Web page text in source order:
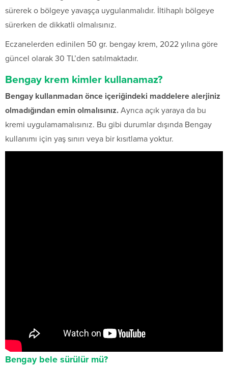
sürerek o bölgeye yavaşça uygulanmalıdır. İltihaplı bölgeye
sürerken de dikkatli olmalısınız.
Eczanelerden edinilen 50 gr. bengay krem, 2022 yılına göre
güncel olarak 30 TL’den satılmaktadır.
Bengay krem kimler kullanamaz?
Bengay kullanmadan önce içeriğindeki maddelere alerjiniz
olmadığından emin olmalısınız. Ayrıca açık yaraya da bu
kremi uygulamamalısınız. Bu gibi durumlar dışında Bengay
kullanımı için yaş sınırı veya bir kısıtlama yoktur.
Bengay bele sürülür mü?